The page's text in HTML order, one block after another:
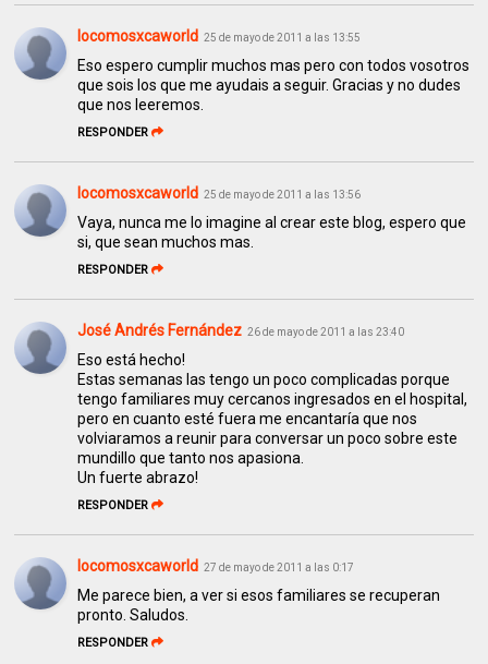
locomosxcaworld 25 de mayo de 2011 a las 13:55
Eso espero cumplir muchos mas pero con todos vosotros
que sois los que me ayudais a seguir. Gracias y no dudes
que nos leeremos.
RESPONDER
locomosxcaworld 25 de mayo de 2011 a las 13:56
Vaya, nunca me lo imagine al crear este blog, espero que
si, que sean muchos mas.
RESPONDER
José Andrés Fernández 26 de mayo de 2011 a las 23:40
Eso está hecho!
Estas semanas las tengo un poco complicadas porque
tengo familiares muy cercanos ingresados en el hospital,
pero en cuanto esté fuera me encantaría que nos
volviaramos a reunir para conversar un poco sobre este
mundillo que tanto nos apasiona.
Un fuerte abrazo!
RESPONDER
locomosxcaworld 27 de mayo de 2011 a las 0:17
Me parece bien, a ver si esos familiares se recuperan
pronto. Saludos.
RESPONDER